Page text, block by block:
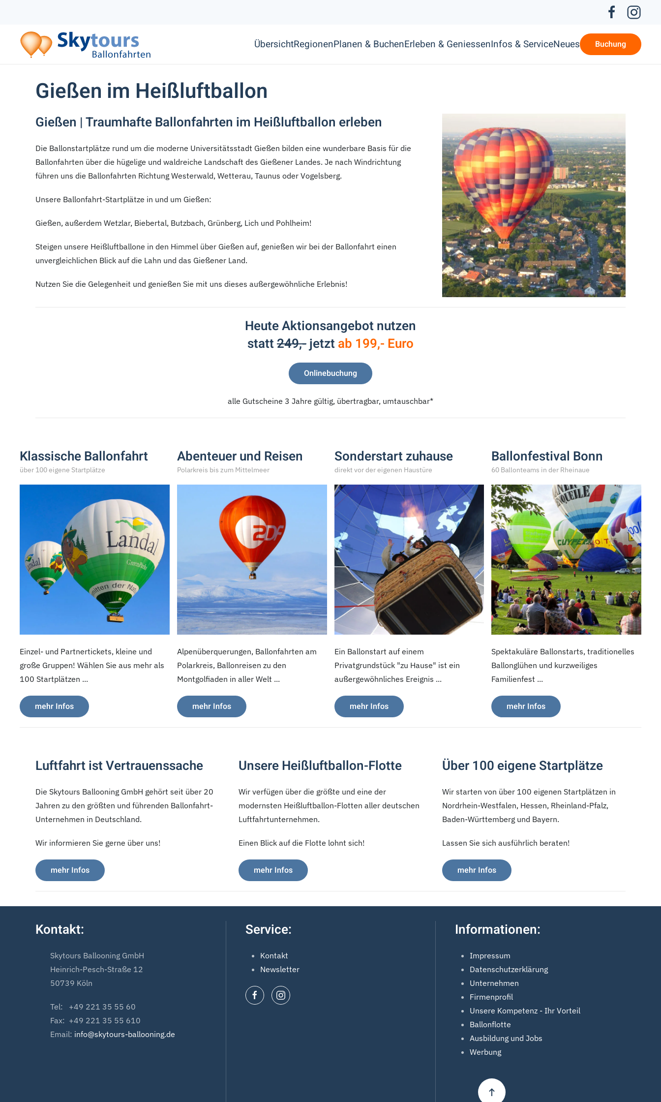
ÜbersichtRegionenPlanen & BuchenErleben & GeniessenInfos & ServiceNeues Buchung
Gießen im Heißluftballon
Gießen | Traumhafte Ballonfahrten im Heißluftballon erleben
Die Ballonstartplätze rund um die moderne Universitätsstadt Gießen bilden eine wunderbare Basis für die
Ballonfahrten über die hügelige und waldreiche Landschaft des Gießener Landes. Je nach Windrichtung
führen uns die Ballonfahrten Richtung Westerwald, Wetterau, Taunus oder Vogelsberg.
Unsere Ballonfahrt-Startplätze in und um Gießen:
Gießen, außerdem Wetzlar, Biebertal, Butzbach, Grünberg, Lich und Pohlheim!
Steigen unsere Heißluftballone in den Himmel über Gießen auf, genießen wir bei der Ballonfahrt einen
unvergleichlichen Blick auf die Lahn und das Gießener Land.
Nutzen Sie die Gelegenheit und genießen Sie mit uns dieses außergewöhnliche Erlebnis!
Heute Aktionsangebot nutzen
statt249,-jetzt ab 199,- Euro
Onlinebuchung
alle Gutscheine 3 Jahre gültig, übertragbar, umtauschbar*
Klassische Ballonfahrt
über 100 eigene Startplätze
Einzel- und Partnertickets, kleine und
große Gruppen! Wählen Sie aus mehr als
100 Startplätzen ...
mehr Infos
Abenteuer und Reisen
Polarkreis bis zum Mittelmeer
Alpenüberquerungen, Ballonfahrten am
Polarkreis, Ballonreisen zu den
Montgolfiaden in aller Welt ...
mehr Infos
Sonderstart zuhause
direkt vor der eigenen Haustüre
Ein Ballonstart auf einem
Privatgrundstück "zu Hause" ist ein
außergewöhnliches Ereignis ...
mehr Infos
Ballonfestival Bonn
60 Ballonteams in der Rheinaue
Spektakuläre Ballonstarts, traditionelles
Ballonglühen und kurzweiliges
Familienfest ...
mehr Infos
Luftfahrt ist Vertrauenssache
Die Skytours Ballooning GmbH gehört seit über 20
Jahren zu den größten und führenden Ballonfahrt-
Unternehmen in Deutschland.
Wir informieren Sie gerne über uns!
mehr Infos
Unsere Heißluftballon-Flotte
Wir verfügen über die größte und eine der
modernsten Heißluftballon-Flotten aller deutschen
Luftfahrtunternehmen.
Einen Blick auf die Flotte lohnt sich!
mehr Infos
Über 100 eigene Startplätze
Wir starten von über 100 eigenen Startplätzen in
Nordrhein-Westfalen, Hessen, Rheinland-Pfalz,
Baden-Württemberg und Bayern.
Lassen Sie sich ausführlich beraten!
mehr Infos
Kontakt:
Skytours Ballooning GmbH
Heinrich-Pesch-Straße 12
50739 Köln
Tel: +49 221 35 55 60
Fax: +49 221 35 55 610
Email: info@skytours-ballooning.de
Service:
Kontakt
Newsletter
Informationen:
Impressum
Datenschutzerklärung
Unternehmen
Firmenprofil
Unsere Kompetenz - Ihr Vorteil
Ballonflotte
Ausbildung und Jobs
Werbung